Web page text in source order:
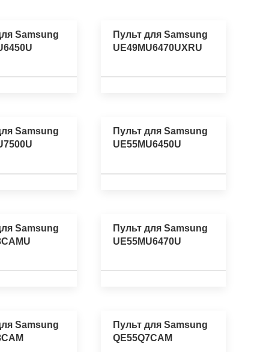
Samsung
Пульт для Samsung
UE49MU6470UXRU
Samsung
Пульт для Samsung
UE55MU6450U
Samsung
Пульт для Samsung
UE55MU6470U
Samsung
Пульт для Samsung
QE55Q7CAM